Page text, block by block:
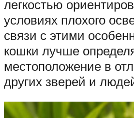
легкостью
условиях плохого
связи с этими
кошки лучше
местоположение в
других зверей и